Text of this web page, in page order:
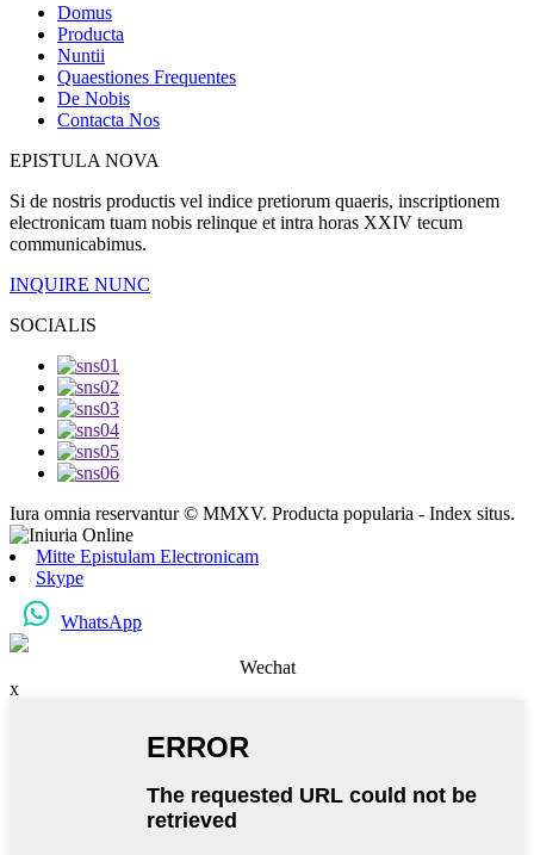
Domus
Producta
Nuntii
Quaestiones Frequentes
De Nobis
Contacta Nos
EPISTULA NOVA
Si de nostris productis vel indice pretiorum quaeris, inscriptionem
electronicam tuam nobis relinque et intra horas XXIV tecum
communicabimus.
INQUIRE NUNC
SOCIALIS
Iura omnia reservantur © MMXV. Producta popularia - Index situs.
Mitte Epistulam Electronicam
Skype
WhatsApp
Wechat
x